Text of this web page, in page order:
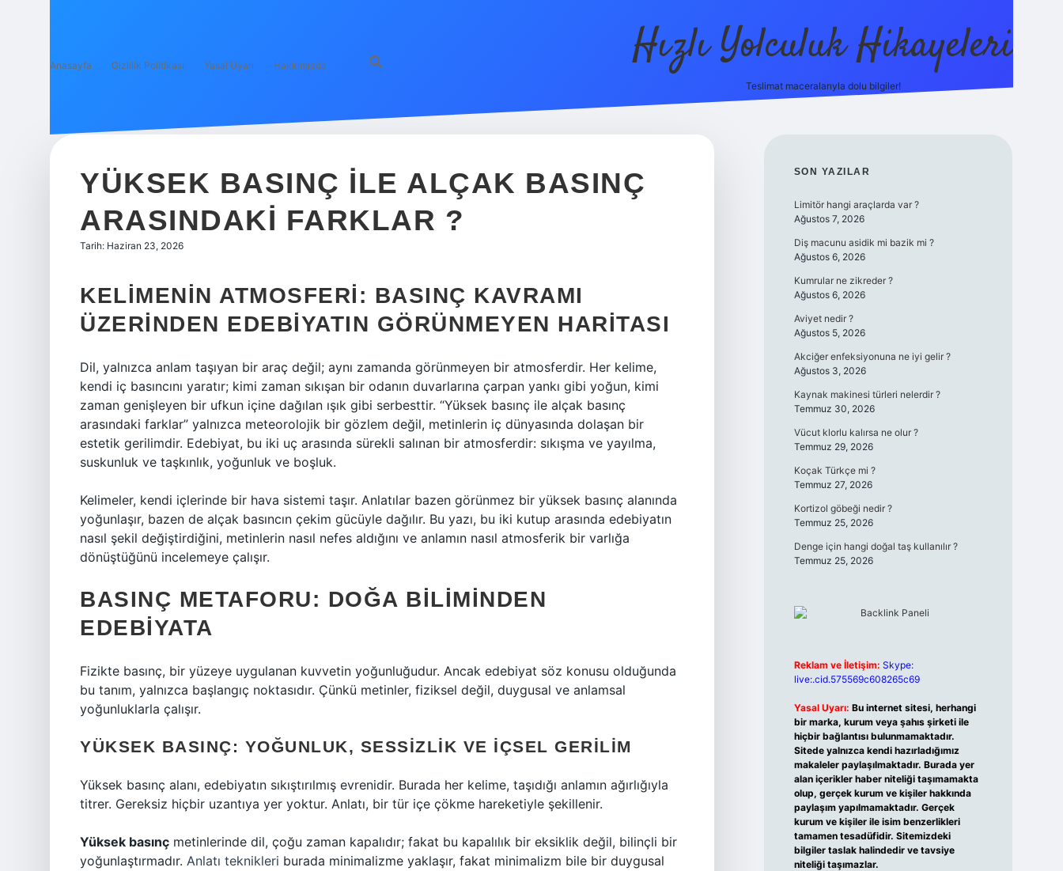
Anasayfa Gizlilik Politikası Yasal Uyarı Hakkımızda Hızlı Yolculuk Hikayeleri
Teslimat maceralarıyla dolu bilgiler!
YÜKSEK BASINÇ ILE ALÇAK BASINÇ
ARASINDAKI FARKLAR ?
Tarih: Haziran 23, 2026
KELIMENIN ATMOSFERI: BASINÇ KAVRAMI
ÜZERINDEN EDEBIYATIN GÖRÜNMEYEN HARITASI
Dil, yalnızca anlam taşıyan bir araç değil; aynı zamanda görünmeyen bir atmosferdir. Her kelime,
kendi iç basıncını yaratır; kimi zaman sıkışan bir odanın duvarlarına çarpan yankı gibi yoğun, kimi
zaman genişleyen bir ufkun içine dağılan ışık gibi serbesttir. “Yüksek basınç ile alçak basınç
arasındaki farklar” yalnızca meteorolojik bir gözlem değil, metinlerin iç dünyasında dolaşan bir
estetik gerilimdir. Edebiyat, bu iki uç arasında sürekli salınan bir atmosferdir: sıkışma ve yayılma,
suskunluk ve taşkınlık, yoğunluk ve boşluk.
Kelimeler, kendi içlerinde bir hava sistemi taşır. Anlatılar bazen görünmez bir yüksek basınç alanında
yoğunlaşır, bazen de alçak basıncın çekim gücüyle dağılır. Bu yazı, bu iki kutup arasında edebiyatın
nasıl şekil değiştirdiğini, metinlerin nasıl nefes aldığını ve anlamın nasıl atmosferik bir varlığa
dönüştüğünü incelemeye çalışır.
BASINÇ METAFORU: DOĞA BILIMINDEN
EDEBIYATA
Fizikte basınç, bir yüzeye uygulanan kuvvetin yoğunluğudur. Ancak edebiyat söz konusu olduğunda
bu tanım, yalnızca başlangıç noktasıdır. Çünkü metinler, fiziksel değil, duygusal ve anlamsal
yoğunluklarla çalışır.
YÜKSEK BASINÇ: YOĞUNLUK, SESSIZLIK VE İÇSEL GERILIM
Yüksek basınç alanı, edebiyatın sıkıştırılmış evrenidir. Burada her kelime, taşıdığı anlamın ağırlığıyla
titrer. Gereksiz hiçbir uzantıya yer yoktur. Anlatı, bir tür içe çökme hareketiyle şekillenir.
Yüksek basınç metinlerinde dil, çoğu zaman kapalıdır; fakat bu kapalılık bir eksiklik değil, bilinçli bir
yoğunlaştırmadır. Anlatı teknikleri burada minimalizme yaklaşır, fakat minimalizm bile bir duygusal
SIDEBAR
SON YAZILAR
Limitör hangi araçlarda var ?
Ağustos 7, 2026
Diş macunu asidik mi bazik mi ?
Ağustos 6, 2026
Kumrular ne zikreder ?
Ağustos 6, 2026
Aviyet nedir ?
Ağustos 5, 2026
Akciğer enfeksiyonuna ne iyi gelir ?
Ağustos 3, 2026
Kaynak makinesi türleri nelerdir ?
Temmuz 30, 2026
Vücut klorlu kalırsa ne olur ?
Temmuz 29, 2026
Koçak Türkçe mi ?
Temmuz 27, 2026
Kortizol göbeği nedir ?
Temmuz 25, 2026
Denge için hangi doğal taş kullanılır ?
Temmuz 25, 2026
Reklam ve İletişim: Skype:
live:.cid.575569c608265c69
Yasal Uyarı: Bu internet sitesi, herhangi
bir marka, kurum veya şahıs şirketi ile
hiçbir bağlantısı bulunmamaktadır.
Sitede yalnızca kendi hazırladığımız
makaleler paylaşılmaktadır. Burada yer
alan içerikler haber niteliği taşımamakta
olup, gerçek kurum ve kişiler hakkında
paylaşım yapılmamaktadır. Gerçek
kurum ve kişiler ile isim benzerlikleri
tamamen tesadüfidir. Sitemizdeki
bilgiler taslak halindedir ve tavsiye
niteliği taşımazlar.